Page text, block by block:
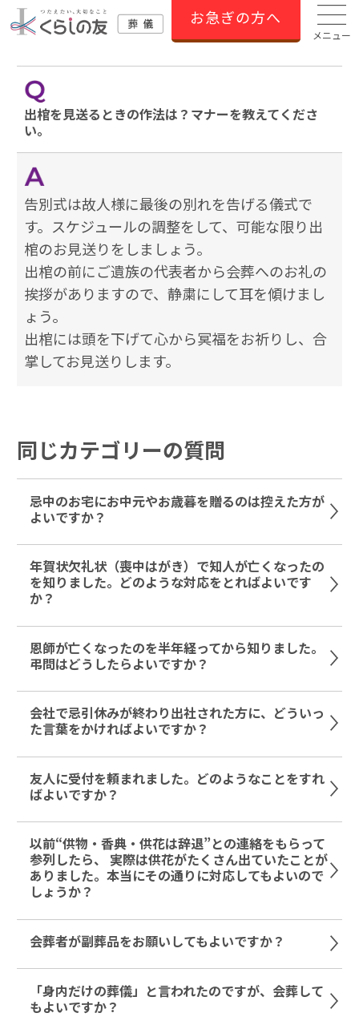
お急ぎの方へ
メニュー
出棺を見送るときの作法は？マナーを教えてくださ
い。
告別式は故人様に最後の別れを告げる儀式で
す。スケジュールの調整をして、可能な限り出
棺のお見送りをしましょう。
出棺の前にご遺族の代表者から会葬へのお礼の
挨拶がありますので、静粛にして耳を傾けまし
ょう。
出棺には頭を下げて心から冥福をお祈りし、合
掌してお見送りします。
同じカテゴリーの質問
忌中のお宅にお中元やお歳暮を贈るのは控えた方が
よいですか？
年賀状欠礼状（喪中はがき）で知人が亡くなったの
を知りました。どのような対応をとればよいです
か？
恩師が亡くなったのを半年経ってから知りました。
弔問はどうしたらよいですか？
会社で忌引休みが終わり出社された方に、どういっ
た言葉をかければよいですか？
友人に受付を頼まれました。どのようなことをすれ
ばよいですか？
以前“供物・香典・供花は辞退”との連絡をもらって
参列したら、 実際は供花がたくさん出ていたことが
ありました。本当にその通りに対応してもよいので
しょうか？
会葬者が副葬品をお願いしてもよいですか？
「身内だけの葬儀」と言われたのですが、会葬して
もよいですか？